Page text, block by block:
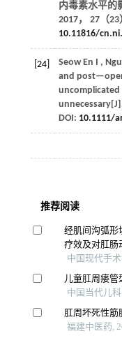
内毒素水平的
2017， 27（23
10.11816/
[24] Seow En I , Ngu
and
uncomplicated
DOI: 10.1111/